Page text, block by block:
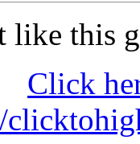
like this
Click